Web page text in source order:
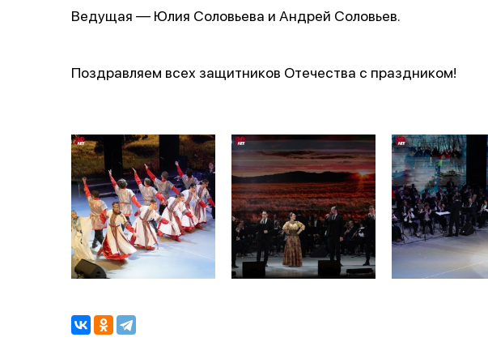
Ведущая — Юлия Соловьева и Андрей Соловьев.
Поздравляем всех защитников Отечества с праздником!